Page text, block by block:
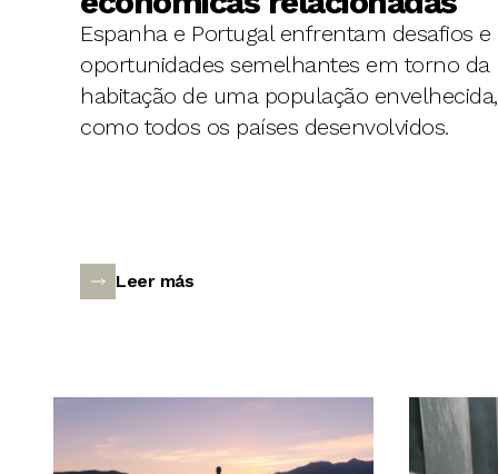
Espanha e Portugal enfrentam desafios e
oportunidades semelhantes em torno da
habitação de uma população envelhecida,
como todos os países desenvolvidos.
Leer más